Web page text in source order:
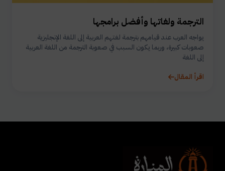
الترجمة ولغاتها وأفضل برامجها
يواجه العرب عند قيامهم بترجمة لغتهم العربية إلى اللغة الإنجليزية
صعوبات كبيرة، وربما يكون السبب في صعوبة الترجمة من اللغة العربية
إلى اللغة
اقرأ المقال